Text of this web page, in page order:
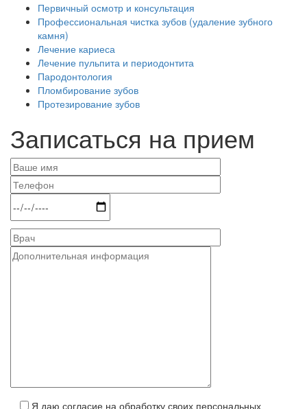
Первичный осмотр и консультация
Профессиональная чистка зубов (удаление зубного
камня)
Лечение кариеса
Лечение пульпита и периодонтита
Пародонтология
Пломбирование зубов
Протезирование зубов
Записаться на прием
Я даю согласие на обработку своих персональных